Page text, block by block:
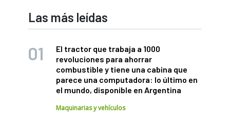
Las más leídas
El tractor que trabaja a 1000
revoluciones para ahorrar
combustible y tiene una cabina que
parece una computadora: lo último en
el mundo, disponible en Argentina
Maquinarias y vehículos